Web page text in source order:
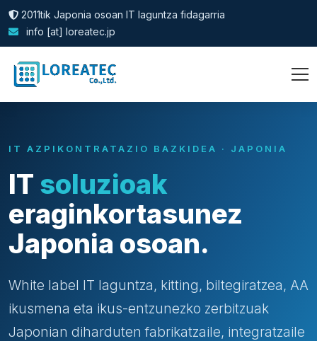
2011tik Japonia osoan IT laguntza fidagarria
info [at] loreatec.jp
IT AZPIKONTRATAZIO BAZKIDEA · JAPONIA
IT soluzioak
eraginkortasunez
Japonia osoan.
White label IT laguntza, kitting, biltegiratzea, AA
ikusmena eta ikus-entzunezko zerbitzuak
Japonian diharduten fabrikatzaile, integratzaile